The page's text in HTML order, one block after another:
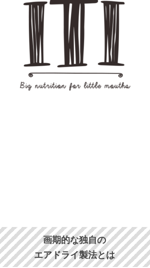
画期的な独自の
エアドライ製法とは